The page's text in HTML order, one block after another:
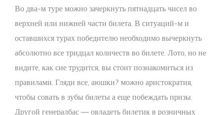
Во два-м туре можно зачеркнуть пятнадцать чисел во
верхней или нижней части билета. В ситуаций-м и
оставшихся турах победителю необходимо вычеркнуть
абсолютно все тридцал количеств во билете. Лото, но не
видите, как сие трудится, вы стоит познакомиться из
правилами. Гляди все, аюшки? можно аристократия,
чтобы совать в зубы билеты а еще побеждать призы.
Другой генералбас — овладеть билетик в розничных